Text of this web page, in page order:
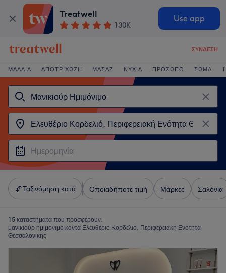
Treatwell
130K
Use app
ΣΎΝΔΕΣΗ
ΜΑΛΛΙΆ ΑΠΟΤΡΊΧΩΣΗ ΜΑΣΆΖ ΝΎΧΙΑ ΠΡΌΣΩΠΟ ΣΏΜΑ
Ταξινόμηση κατά Οποιαδήποτε τιμή Μάρκες Σαλόνια
15 καταστήματα που προσφέρουν:
μανικιούρ ημιμόνιμο κοντά Ελευθέριο Κορδελιό, Περιφερειακή Ενότητα
Θεσσαλονίκης